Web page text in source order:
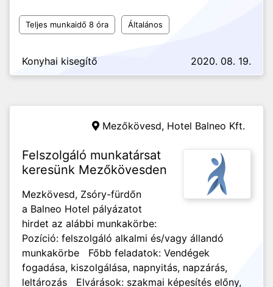
Teljes munkaidő 8 óra Általános
Konyhai kisegítő 2020. 08. 19.
Mezőkövesd, Hotel Balneo Kft.
Felszolgáló munkatársat
keresünk Mezőkövesden
Mezkövesd, Zsóry-fürdőn
a Balneo Hotel pályázatot
hirdet az alábbi munkakörbe:
Pozíció: felszolgáló alkalmi és/vagy állandó
munkakörbe Főbb feladatok: Vendégek
fogadása, kiszolgálása, napnyitás, napzárás,
leltározás Elvárások: szakmai képesítés előny,